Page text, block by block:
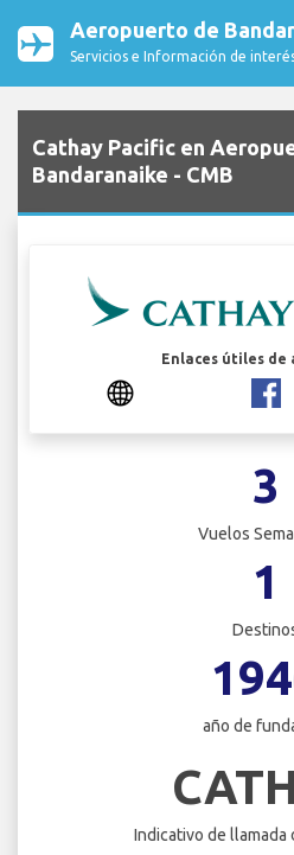
Aeropuerto de
Servicios e Información de
Cathay Pacific en
Bandaranaike - CMB
Enlaces útiles de
3
Vuelos
1
año de
Indicativo de llamada